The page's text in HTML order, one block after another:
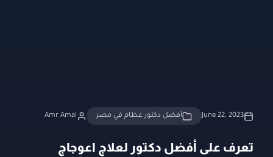
June 22, 2023 أفضل دكتور عظام في مصر Amr Amal
تعرف على أفضل دكتور لعلاج اعوجاج